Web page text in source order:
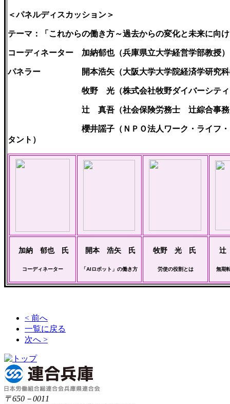
＜パネルディスカッション＞
テーマ：「これからの働き方～過去からの変化と未来に向
コーディネーター 加納郁也（兵庫県立大学経営学部教授）
パネラー 開本浩矢（大阪大学大学院経済学研究科
牧野 光（株式会社牧野ダイバーシティー
辻 真吾（社会保険労務士 辻綜合事務所
櫻井謡子（ＮＰＯ法人ワーク・ライフ・コン
タント）
加納 郁也 氏
コーディネーター
開本 浩矢 氏
「AIロボット」の働き方
牧野 光 氏
労使の役割とは
辻
無期
< 前へ
一覧に戻る
次へ >
〒650－0011